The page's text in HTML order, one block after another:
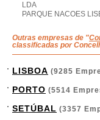
LDA
PARQUE NACOES
Outras empresas de "
classificadas por
LISBOA (9285
PORTO (5514
SETÚBAL (3357